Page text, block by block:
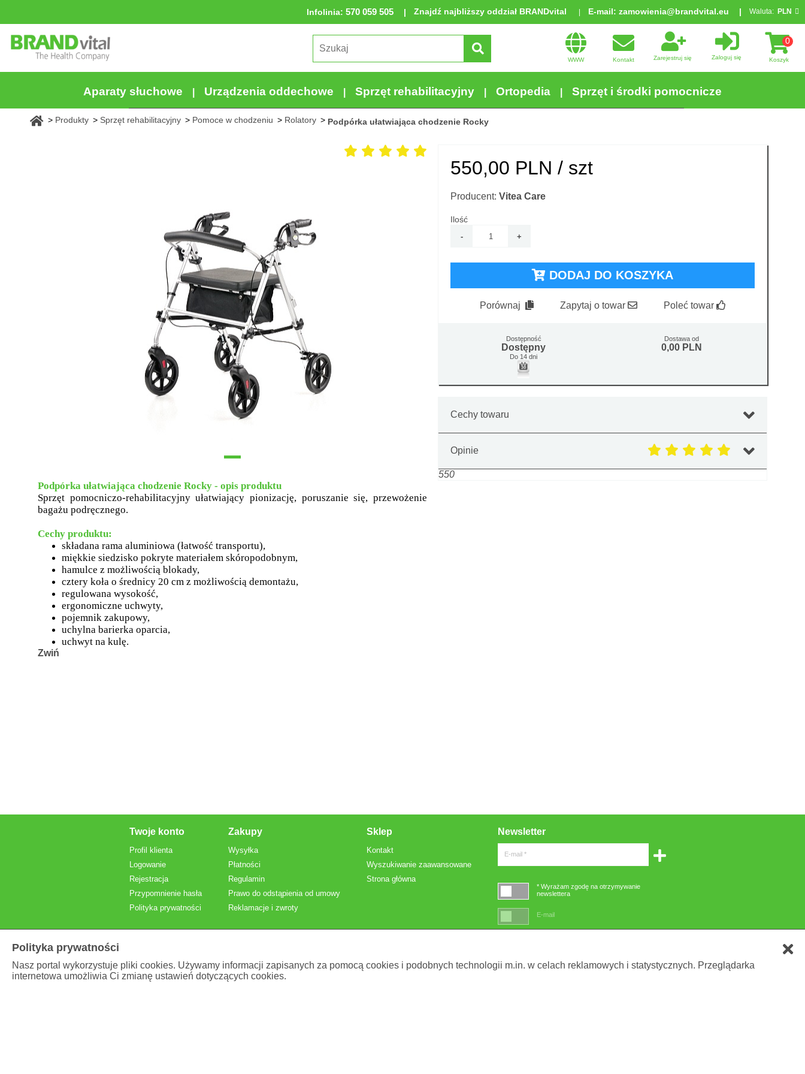
Infolinia: 570 059 505 Znajdź najbliższy oddział BRANDvital E-mail: zamowienia@brandvital.eu Waluta: PLN
WWW Kontakt Zarejestruj się Zaloguj się
0
Koszyk
Aparaty słuchowe Urządzenia oddechowe Sprzęt rehabilitacyjny Ortopedia Sprzęt i środki pomocnicze
Produkty Sprzęt rehabilitacyjny Pomoce w chodzeniu Rolatory Podpórka ułatwiająca chodzenie Rocky
Podpórka ułatwiająca chodzenie Rocky - opis produktu
Sprzęt pomocniczo-rehabilitacyjny ułatwiający pionizację, poruszanie się, przewożenie
bagażu podręcznego.
Cechy produktu:
składana rama aluminiowa (łatwość transportu),
miękkie siedzisko pokryte materiałem skóropodobnym,
hamulce z możliwością blokady,
cztery koła o średnicy 20 cm z możliwością demontażu,
regulowana wysokość,
ergonomiczne uchwyty,
pojemnik zakupowy,
uchylna barierka oparcia,
uchwyt na kulę.
Zwiń
550,00 PLN / szt
Producent: Vitea Care
Ilość
DODAJ DO KOSZYKA
Porównaj Zapytaj o towar Poleć towar
Dostępność
Dostępny
Do 14 dni
Dostawa od
0,00 PLN
Cechy towaru
Opinie
550
Twoje konto
Profil klienta
Logowanie
Rejestracja
Przypomnienie hasła
Polityka prywatności
Zakupy
Wysyłka
Płatności
Regulamin
Prawo do odstąpienia od umowy
Reklamacje i zwroty
Sklep
Kontakt
Wyszukiwanie zaawansowane
Strona główna
Newsletter
E-mail *
* Wyrażam zgodę na otrzymywanie
newslettera
E-mail
Prezentowane cenybrutto, z VAT.
Polityka prywatności
Nasz portal wykorzystuje pliki cookies. Używamy informacji zapisanych za pomocą cookies i podobnych technologii m.in. w celach reklamowych i statystycznych. Przeglądarka
internetowa umożliwia Ci zmianę ustawień dotyczących cookies.